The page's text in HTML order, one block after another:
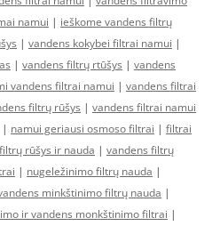
namui | ieškome vandens filtrų
| vandens kokybei filtrai namui |
| vandens filtrų rtūšys | vandens
vandens filtrai namui | vandens filtrai
filtrų rūšys | vandens filtrai namui
| namui geriausi osmoso filtrai | filtrai
filtrų rūšys ir nauda | vandens filtrų
| nugeležinimo filtrų nauda |
minkštinimo filtrų nauda |
ir vandens monkštinimo filtrai |